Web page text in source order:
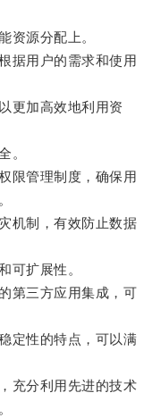
源分配上。
用户的需求和使用
加高效地利用资
。
管理制度，确保用
制，有效防止数据
扩展性。
三方应用集成，可
性的特点，可以满
分利用先进的技术